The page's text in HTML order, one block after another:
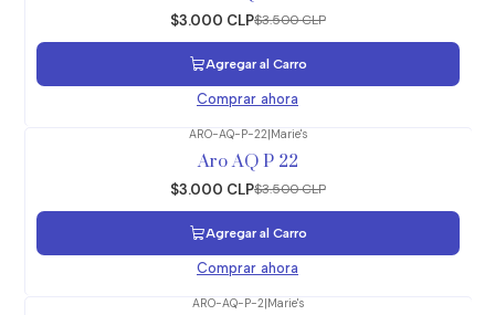
$3.000 CLP$3.500 CLP
Agregar al Carro
Comprar ahora
ARO-AQ-P-22| Marie's
Aro AQ P 22
$3.000 CLP$3.500 CLP
Agregar al Carro
Comprar ahora
ARO-AQ-P-2| Marie's